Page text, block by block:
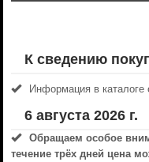
К сведению
Информация в каталоге
6 августа 2026 г.
Обращаем особое
течениe трёх дней цена